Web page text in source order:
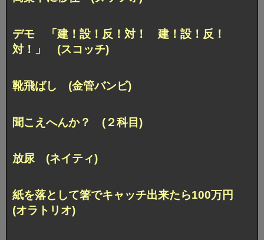
デモ 「建！設！反！対！ 建！設！反！
対！」 (スコッチ)
靴飛ばし (金管バンビ)
聞こえへんか？ (２科目)
放尿 (ネイティ)
紙を落として箸でキャッチ出来たら100万円
(オラトリオ)